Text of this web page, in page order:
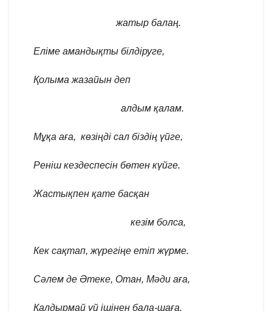
жатыр балаң.
Еліме амандықты білдіруге,
Қолыма жазайын деп
алдым қалам.
Мұқа аға, көзіңді сал біздің үйге,
Реніш кездеспесін бөтен күйге.
Жастықпен қате басқан
кезім болса,
Кек сақтап, жүрегіңе етіп жүрме.
Сәлем де Әтеке, Отан, Мәди аға,
Қалдырмай үй ішінен бала-шаға.